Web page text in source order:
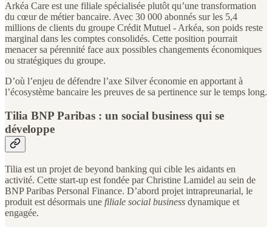
Arkéa Care est une filiale spécialisée plutôt qu’une transformation
du cœur de métier bancaire. Avec 30 000 abonnés sur les 5,4
millions de clients du groupe Crédit Mutuel - Arkéa, son poids reste
marginal dans les comptes consolidés. Cette position pourrait
menacer sa pérennité face aux possibles changements économiques
ou stratégiques du groupe.
D’où l’enjeu de défendre l’axe Silver économie en apportant à
l’écosystème bancaire les preuves de sa pertinence sur le temps long.
Tilia BNP Paribas : un social business qui se
développe
Tilia est un projet de beyond banking qui cible les aidants en
activité. Cette start-up est fondée par Christine Lamidel au sein de
BNP Paribas Personal Finance. D’abord projet intrapreunarial, le
produit est désormais une filiale social business dynamique et
engagée.